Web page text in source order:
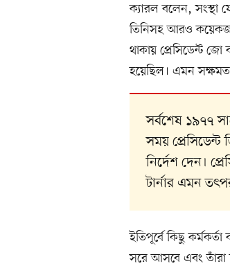
ক্যারল বলেন, সংস্থা
তিনিসহ আরও কয়েকজন
থাকায় প্রেসিডেন্ট
হয়েছিল। এমন
সর্বশেষ ১৯৭৭
সময় প্রেসিডেন্ট
নির্দেশ দেন।
টার্নার এমন
ইতিপূর্বে কিছু
সরে আসবে এবং তাঁরা